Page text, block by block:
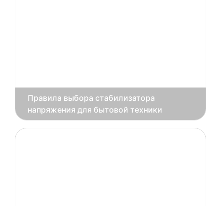
Правила выбора стабилизатора
напряжения для бытовой техники